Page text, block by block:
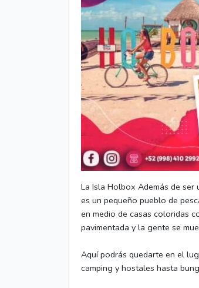
La Isla Holbox Además de
es un pequeño pueblo de
en medio de casas coloridas
pavimentada y la gente se
Aquí podrás quedarte en el
camping y hostales hasta